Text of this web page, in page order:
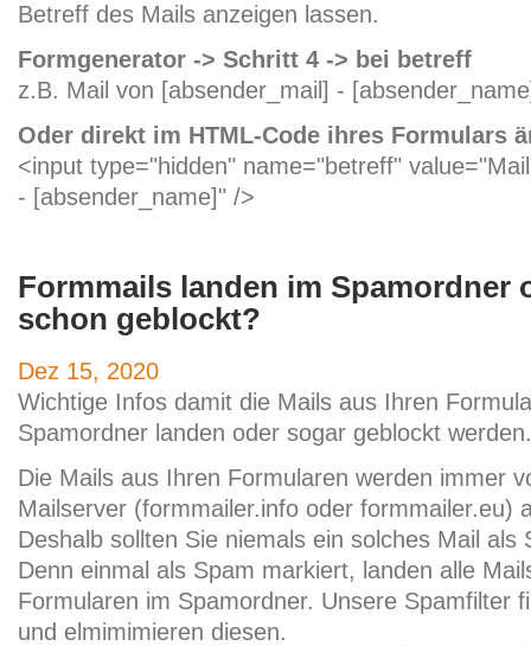
Betreff des Mails anzeigen lassen.
Formgenerator -> Schritt 4 -> bei betreff
z.B. Mail von [absender_mail] -
Oder direkt im HTML-Code ihres Formulars
<input type="hidden" name="betreff"
- [absender_name]" />
Formmails landen im Spamordner
schon geblockt?
Dez 15, 2020
Wichtige Infos damit die Mails aus Ihren
Spamordner landen oder sogar geblockt werden.
Die Mails aus Ihren Formularen werden immer
Mailserver (formmailer.info oder formmailer.eu)
Deshalb sollten Sie niemals ein solches Mail als
Denn einmal als Spam markiert, landen alle
Formularen im Spamordner. Unsere Spamfilter
und elmimimieren diesen.